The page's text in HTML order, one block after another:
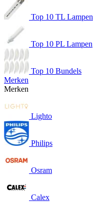
Top 10 TL Lampen
Top 10 PL Lampen
Top 10 Bundels
Merken
Merken
Lighto
Philips
Osram
Calex